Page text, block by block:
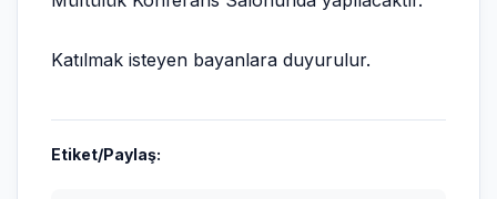
Katılmak isteyen bayanlara duyurulur.
Etiket/Paylaş: